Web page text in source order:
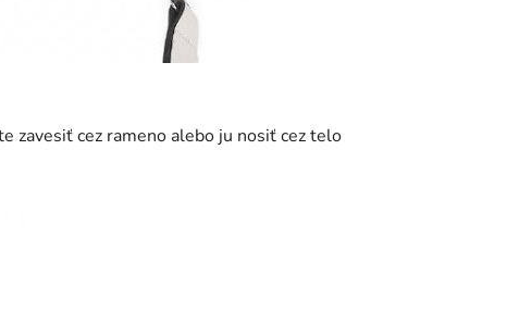
zavesiť cez rameno alebo ju nosiť cez telo